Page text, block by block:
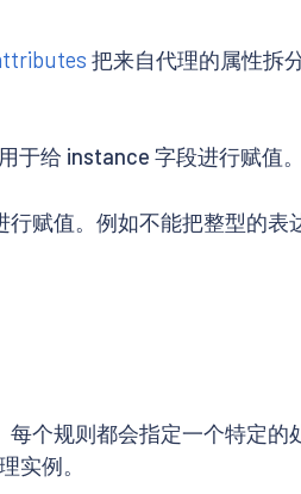
把来自代理的属性拆
于给 instance 字段进行赋值。
行赋值。例如不能把整型的表
每个规则都会指定一个特定的
实例。